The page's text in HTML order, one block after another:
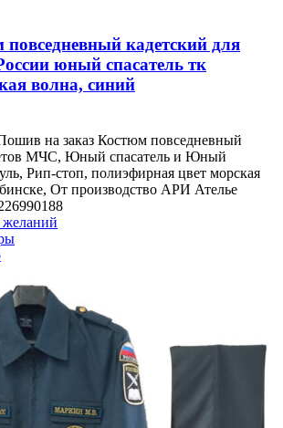
можно
выбрать
на
странице
кадетский для
юный спасатель тк
волна, синий
на заказ Костюм повседневный
МЧС, Юный спасатель и Юный
Рип-стоп, полиэфирная цвет морская
От производство АРИ Ателье
желаний
Этот
несколько
вариаций.
Опции
можно
выбрать
товара.